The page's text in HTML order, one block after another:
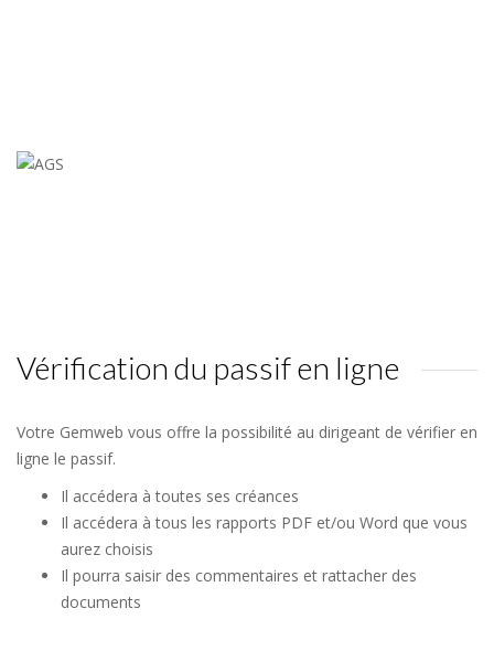
Vérification du passif en ligne
Votre Gemweb vous offre la possibilité au dirigeant de vérifier en
ligne le passif.
Il accédera à toutes ses créances
Il accédera à tous les rapports PDF et/ou Word que vous
aurez choisis
Il pourra saisir des commentaires et rattacher des
documents